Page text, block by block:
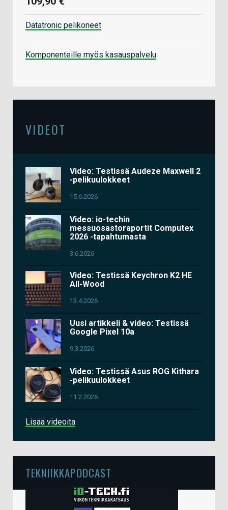
Datatronic pelikoneet
Komponenteille myös kasauspalvelu
VIDEOT
Video: Testissä Audeze Maxwell 2
-pelikuulokkeet
15.6.2026
Video: io-techin
messuosastoraportit Computex
2026 -tapahtumasta
3.6.2026
Video: Testissä Keychron K2 HE
All-Wood
13.4.2026
Uusi artikkeli & video: Testissä
Google Pixel 10a
9.3.2026
Video: Testissä Asus ROG Kithara
-pelikuulokkeet
11.2.2026
Lisää videoita
TEKNIIKKAPODCAST